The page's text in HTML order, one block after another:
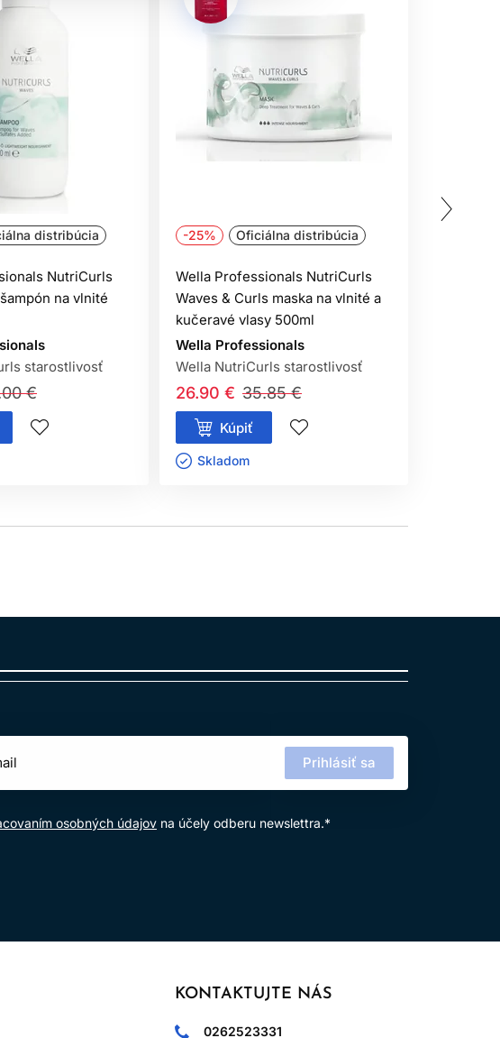
vlasy so správnou úrovňou výživy pre každý typ vlasov.
vlasy, pôsobí proti krepateniu a dodá vlasom hravosť.
distribúcia
NutriCurls
na vlnité
starostlivosť
€
-25% Oficiálna distribúcia
Wella Professionals NutriCurls
Waves & Curls maska na vlnité a
kučeravé vlasy 500ml
Wella Professionals
Wella NutriCurls starostlivosť
35.85 €
26.90 €
Kúpiť
Skladom ㅤ
Prihlásiť sa
osobných údajov na účely odberu newslettra.*
KONTAKTUJTE NÁS
0262523331